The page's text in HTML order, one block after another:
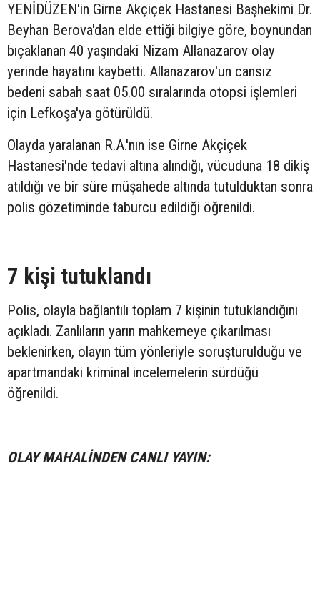
YENİDÜZEN'in Girne Akçiçek Hastanesi Başhekimi Dr.
Beyhan Berova'dan elde ettiği bilgiye göre, boynundan
bıçaklanan 40 yaşındaki Nizam Allanazarov olay
yerinde hayatını kaybetti. Allanazarov'un cansız
bedeni sabah saat 05.00 sıralarında otopsi işlemleri
için Lefkoşa'ya götürüldü.
Olayda yaralanan R.A.'nın ise Girne Akçiçek
Hastanesi'nde tedavi altına alındığı, vücuduna 18 dikiş
atıldığı ve bir süre müşahede altında tutulduktan sonra
polis gözetiminde taburcu edildiği öğrenildi.
7 kişi tutuklandı
Polis, olayla bağlantılı toplam 7 kişinin tutuklandığını
açıkladı. Zanlıların yarın mahkemeye çıkarılması
beklenirken, olayın tüm yönleriyle soruşturulduğu ve
apartmandaki kriminal incelemelerin sürdüğü
öğrenildi.
OLAY MAHALİNDEN CANLI YAYIN: